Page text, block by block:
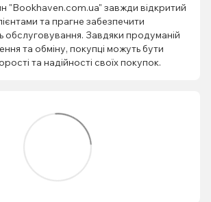
"Bookhaven.com.ua" завжди відкритий
та прагне забезпечити
обслуговування. Завдяки продуманій
та обміну, покупці можуть бути
та надійності своїх покупок.